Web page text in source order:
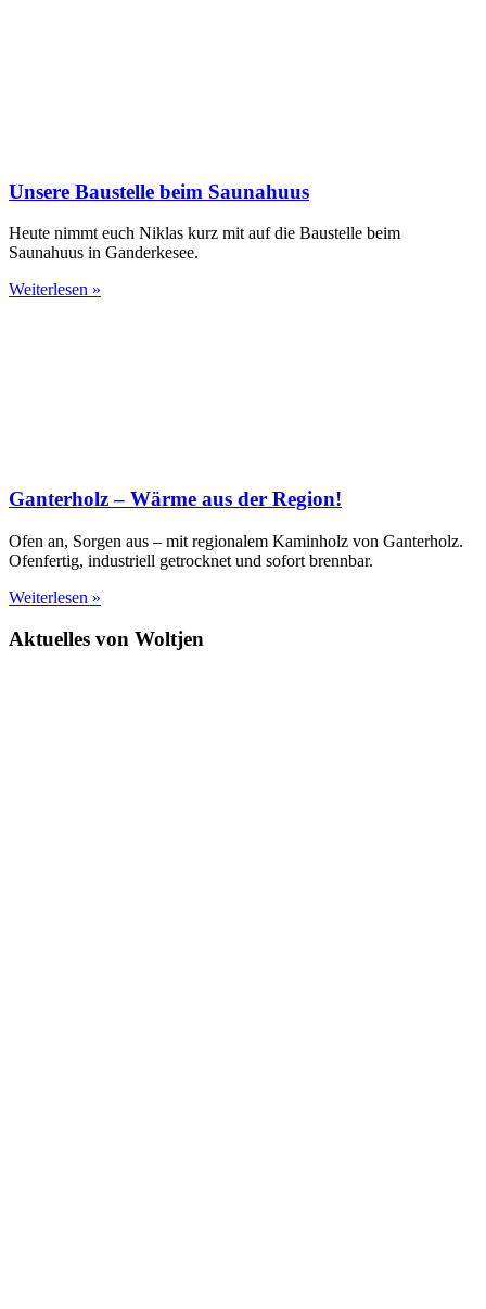
Unsere Baustelle beim Saunahuus
Heute nimmt euch Niklas kurz mit auf die Baustelle beim
Saunahuus in Ganderkesee.
Weiterlesen »
Ganterholz – Wärme aus der Region!
Ofen an, Sorgen aus – mit regionalem Kaminholz von Ganterholz.
Ofenfertig, industriell getrocknet und sofort brennbar.
Weiterlesen »
Aktuelles von Woltjen